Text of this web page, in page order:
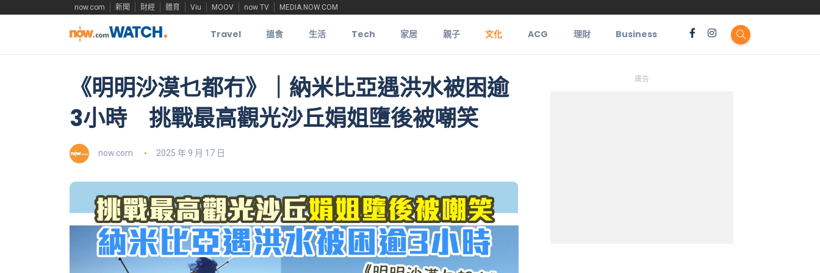
now.com 新聞 財經 體育 Viu MOOV now TV MEDIA.NOW.COM
Travel 搵食 生活 Tech 家居 親子 文化 ACG 理財 Business
《明明沙漠乜都冇》｜納米比亞遇洪水被困逾
3小時 挑戰最高觀光沙丘娟姐墮後被嘲笑
now.com 2025 年 9 月 17 日
廣告